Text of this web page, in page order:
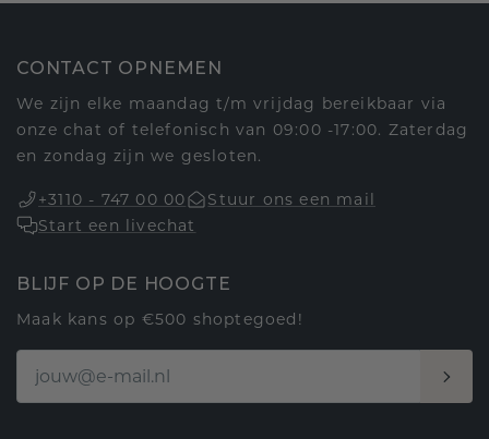
CONTACT OPNEMEN
We zijn elke maandag t/m vrijdag bereikbaar via
onze chat of telefonisch van 09:00 -17:00. Zaterdag
en zondag zijn we gesloten.
+3110 - 747 00 00
Stuur ons een mail
Start een livechat
BLIJF OP DE HOOGTE
Maak kans op €500 shoptegoed!